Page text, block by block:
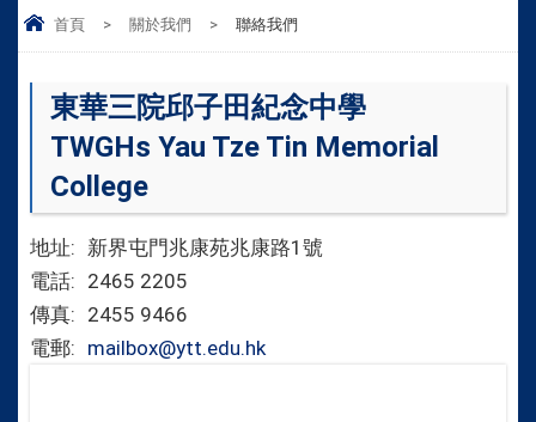
首頁 > 關於我們 > 聯絡我們
東華三院邱子田紀念中學
TWGHs Yau Tze Tin Memorial
College
地址: 新界屯門兆康苑兆康路1號
電話: 2465 2205
傳真: 2455 9466
電郵: mailbox@ytt.edu.hk